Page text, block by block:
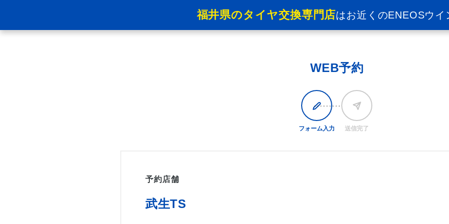
福井県のタイヤ交換専門店は お近くのENEOSウイ
WEB予約
フォーム入力 送信完了
予約店舗
武生TS